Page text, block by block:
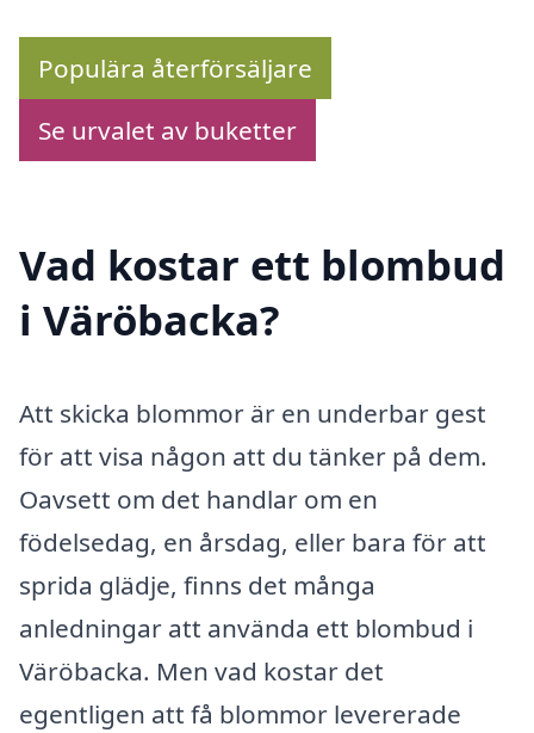
Populära återförsäljare
Se urvalet av buketter
Vad kostar ett blombud
i Väröbacka?
Att skicka blommor är en underbar gest
för att visa någon att du tänker på dem.
Oavsett om det handlar om en
födelsedag, en årsdag, eller bara för att
sprida glädje, finns det många
anledningar att använda ett blombud i
Väröbacka. Men vad kostar det
egentligen att få blommor levererade